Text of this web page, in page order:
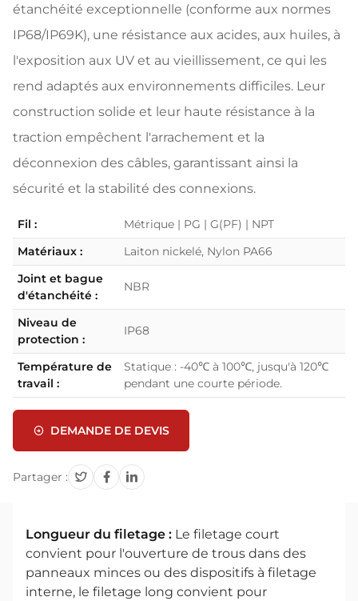
étanchéité exceptionnelle (conforme aux normes
IP68/IP69K), une résistance aux acides, aux huiles, à
l'exposition aux UV et au vieillissement, ce qui les
rend adaptés aux environnements difficiles. Leur
construction solide et leur haute résistance à la
traction empêchent l'arrachement et la
déconnexion des câbles, garantissant ainsi la
sécurité et la stabilité des connexions.
Fil :
Métrique | PG | G(PF) | NPT
Matériaux :
Laiton nickelé, Nylon PA66
Joint et bague
d'étanchéité :
NBR
Niveau de
protection :
IP68
Température de
travail :
Statique : -40℃ à 100℃, jusqu'à 120℃
pendant une courte période.
DEMANDE DE DEVIS
Partager :
Longueur du filetage : Le filetage court
convient pour l'ouverture de trous dans des
panneaux minces ou des dispositifs à filetage
interne, le filetage long convient pour